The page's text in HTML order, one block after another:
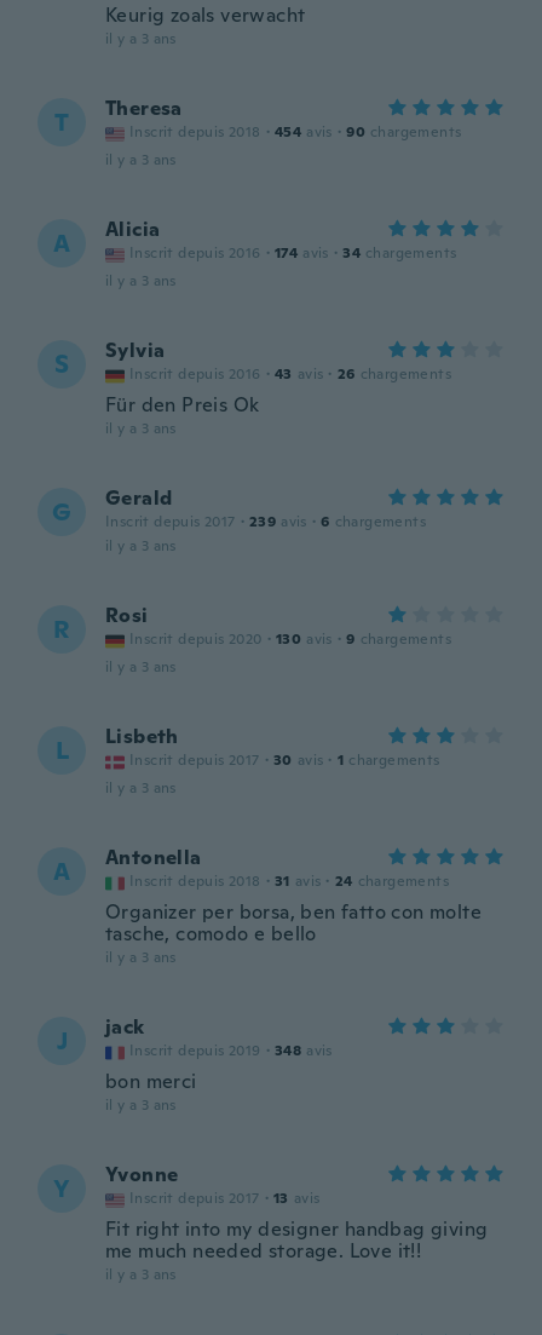
Keurig zoals verwacht
il y a 3 ans
T Theresa
Inscrit depuis 2018 · 454 avis · 90 chargements
il y a 3 ans
A Alicia
Inscrit depuis 2016 · 174 avis · 34 chargements
il y a 3 ans
S Sylvia
Inscrit depuis 2016 · 43 avis · 26 chargements
Für den Preis Ok
il y a 3 ans
G Gerald
Inscrit depuis 2017 · 239 avis · 6 chargements
il y a 3 ans
R Rosi
Inscrit depuis 2020 · 130 avis · 9 chargements
il y a 3 ans
L Lisbeth
Inscrit depuis 2017 · 30 avis · 1 chargements
il y a 3 ans
A Antonella
Inscrit depuis 2018 · 31 avis · 24 chargements
Organizer per borsa, ben fatto con molte
tasche, comodo e bello
il y a 3 ans
J jack
Inscrit depuis 2019 · 348 avis
bon merci
il y a 3 ans
Y Yvonne
Inscrit depuis 2017 · 13 avis
Fit right into my designer handbag giving
me much needed storage. Love it!!
il y a 3 ans